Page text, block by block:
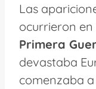
Las
ocurrieron
Primera
devastaba
comenzaba